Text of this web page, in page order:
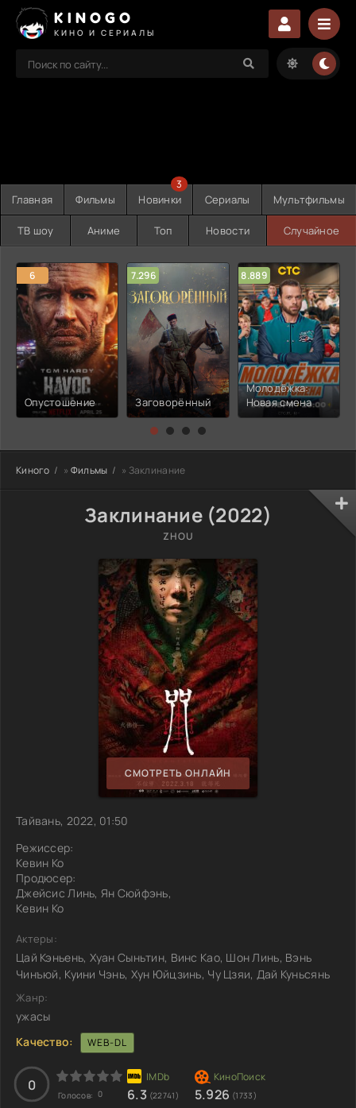
KINOGO
КИНО И СЕРИАЛЫ
Главная Фильмы Новинки
3
Сериалы Мультфильмы
ТВ шоу Аниме Топ Новости Случайное
6
Опустошение
7.296
Заговорённый
8.889
Молодёжка:
Новая смена
Киного » Фильмы » Заклинание
Заклинание (2022)
ZHOU
СМОТРЕТЬ ОНЛАЙН
Тайвань, 2022, 01:50
Режиссер:
Кевин Ко
Продюсер:
Джейсис Линь, Ян Сюйфэнь,
Кевин Ко
Актеры:
Цай Кэньень, Хуан Сыньтин, Винс Као, Шон Линь, Вэнь
Чинъюй, Куини Чэнь, Хун Юйцзинь, Чу Цзяи, Дай Куньсянь
Жанр:
ужасы
Качество:
WEB-DL
0
Голосов: 0 6.3 (22741) 5.926 (1733)